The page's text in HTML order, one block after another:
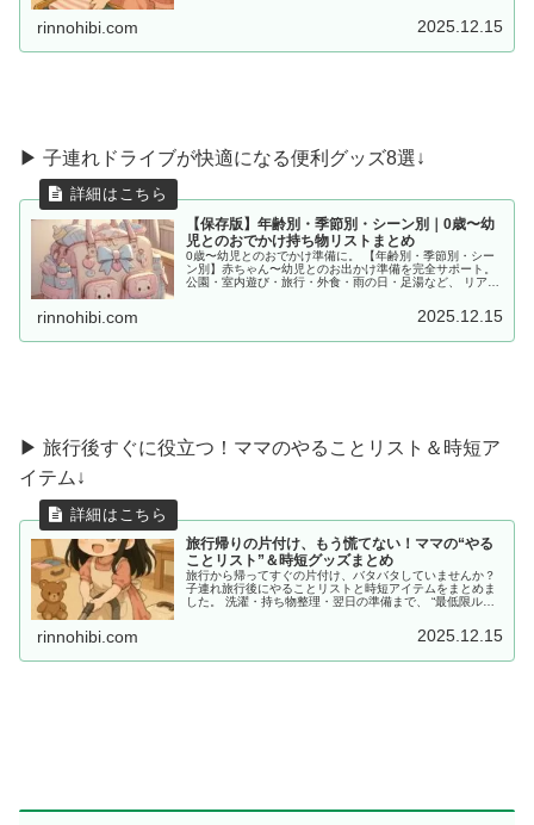
rinnohibi.com 2025.12.15
▶︎ 子連れドライブが快適になる便利グッズ8選↓
【保存版】年齢別・季節別・シーン別｜0歳〜幼
児とのおでかけ持ち物リストまとめ
0歳〜幼児とのおでかけ準備に。 【年齢別・季節別・シー
ン別】赤ちゃん〜幼児とのお出かけ準備を完全サポート。
公園・室内遊び・旅行・外食・雨の日・足湯など、 リアル
rinnohibi.com 2025.12.15
▶ 旅行後すぐに役立つ！ママのやることリスト＆時短ア
イテム↓
旅行帰りの片付け、もう慌てない！ママの“やる
ことリスト”＆時短グッズまとめ
旅行から帰ってすぐの片付け、バタバタしていませんか？
子連れ旅行後にやることリストと時短アイテムをまとめま
した。 洗濯・持ち物整理・翌日の準備まで、 “最低限ルー
rinnohibi.com 2025.12.15